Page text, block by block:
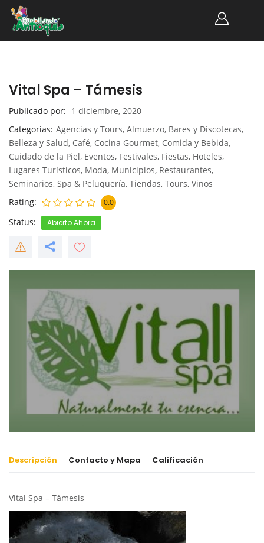
Vital Spa – Támesis
Publicado por
1 diciembre, 2020
Categorias Agencias y Tours, Almuerzo, Bares y Discotecas,
Belleza y Salud, Café, Cocina Gourmet, Comida y Bebida,
Cuidado de la Piel, Eventos, Festivales, Fiestas, Hoteles,
Lugares Turísticos, Moda, Municipios, Restaurantes,
Seminarios, Spa & Peluquería, Tiendas, Tours, Vinos
Rating
0.0
Status Abierto Ahora
Descripción Contacto y Mapa Calificación
Vital Spa – Támesis